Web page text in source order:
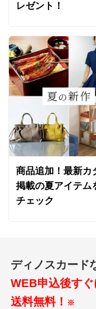
レゼント！
商品追加！最新カ
掲載の夏アイテム
チェック
ディノスカード
WEB申込後すぐ
送料無料！ ※